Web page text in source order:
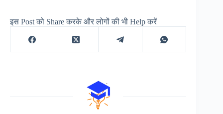
इस Post को Share करके और लोगों की भी Help करें